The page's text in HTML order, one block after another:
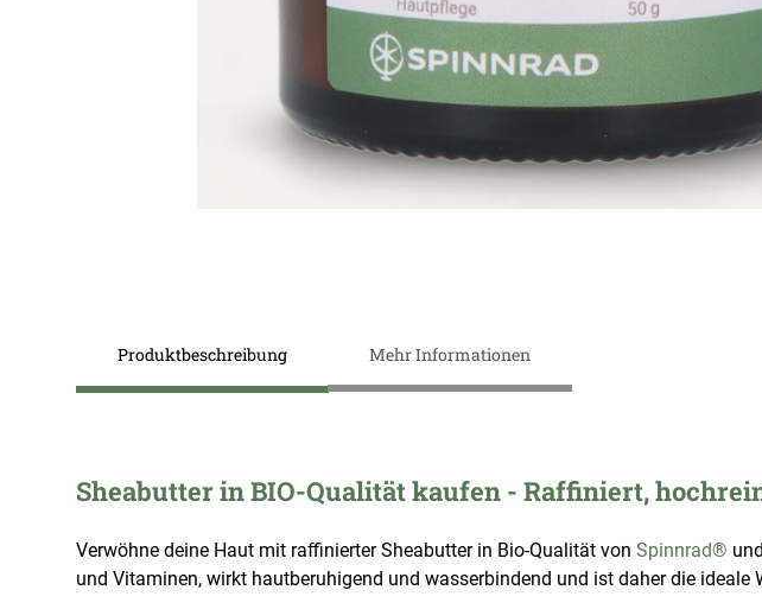
Bildergalerie
springen
Produktbeschreibung
Sheabutter in BIO-Qualität kaufen - Raffiniert,
Verwöhne deine Haut mit raffinierter Sheabutter in Bio-Qualität von Spinnrad®
und Vitaminen, wirkt hautberuhigend und wasserbindend und ist daher die
Mehr Informationen